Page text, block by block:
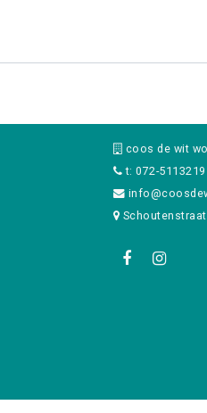
coos de wit
t: 072-5113219
Schoutenstraat